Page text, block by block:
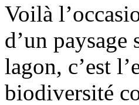
Voilà
d’un
lagon, c’est
biodiversité